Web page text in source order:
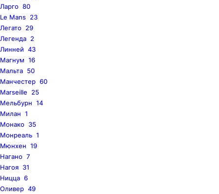
Ларго 80
Le Mans 23
Легато 29
Легенда 2
Линней 43
Магнум 16
Мальта 50
Манчестер 60
Marseille
25
Мельбурн 14
Милан 1
Монако 35
Монреаль 1
Мюнхен 19
Нагано 7
Нагоя 31
Ницца 6
Оливер 49